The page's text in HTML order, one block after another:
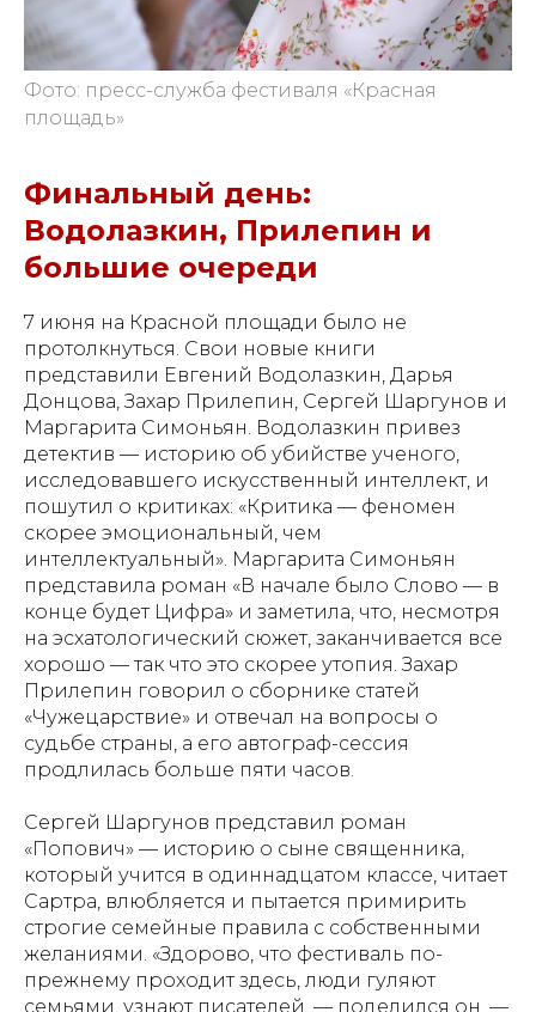
Фото: пресс-служба фестиваля «Красная
площадь»
Финальный день:
Водолазкин, Прилепин и
большие очереди
7 июня на Красной площади было не
протолкнуться. Свои новые книги
представили Евгений Водолазкин, Дарья
Донцова, Захар Прилепин, Сергей Шаргунов и
Маргарита Симоньян. Водолазкин привез
детектив — историю об убийстве ученого,
исследовавшего искусственный интеллект, и
пошутил о критиках: «Критика — феномен
скорее эмоциональный, чем
интеллектуальный». Маргарита Симоньян
представила роман «В начале было Слово — в
конце будет Цифра» и заметила, что, несмотря
на эсхатологический сюжет, заканчивается все
хорошо — так что это скорее утопия. Захар
Прилепин говорил о сборнике статей
«Чужецарствие» и отвечал на вопросы о
судьбе страны, а его автограф-сессия
продлилась больше пяти часов.
Сергей Шаргунов представил роман
«Попович» — историю о сыне священника,
который учится в одиннадцатом классе, читает
Сартра, влюбляется и пытается примирить
строгие семейные правила с собственными
желаниями. «Здорово, что фестиваль по-
прежнему проходит здесь, люди гуляют
семьями, узнают писателей, — поделился он. —